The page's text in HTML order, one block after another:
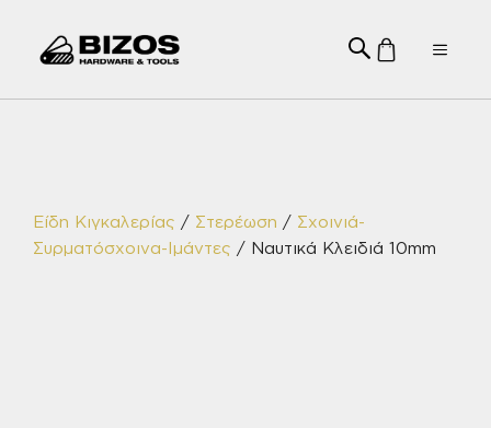
Menu
Είδη Κιγκαλερίας / Στερέωση / Σχοινιά-
Συρματόσχοινα-Ιμάντες / Ναυτικά Κλειδιά 10mm